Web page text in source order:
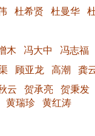
杜希贤 杜曼华
木 冯大中 冯志福
顾亚龙 高潮 龚
云 贺承亮 贺秉发
黄瑞珍 黄红涛